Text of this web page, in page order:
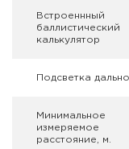
Релоадинг
Аксессуары
Встроеннный
баллистический
калькулятор
Подсветка
Минимальное
измеряемое
расстояние, м.